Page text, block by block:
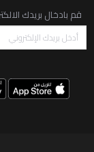
قم بادخال بريدك